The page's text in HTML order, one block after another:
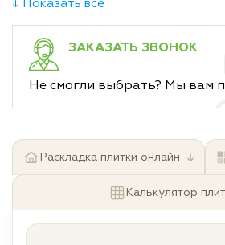
↓ Показать все
ЗАКАЗАТЬ ЗВОНОК
Не смогли выбрать? Мы вам
Раскладка плитки онлайн ↓
Калькулятор